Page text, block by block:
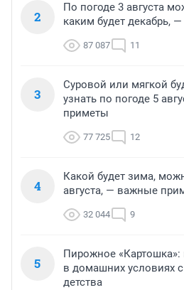
2
По погоде 3 августа
каким будет декабрь,
87 087 11
3
Суровой или мягкой
узнать по погоде 5
приметы
77 725 12
4
Какой будет зима,
августа, — важные
32 044 9
5
Пирожное «Картошка»:
в домашних условиях
детства